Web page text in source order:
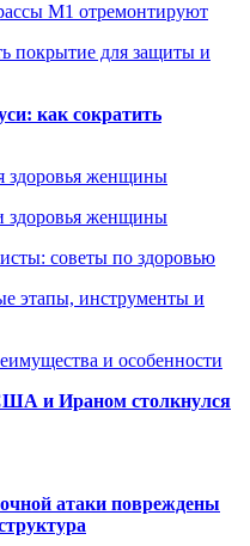
М1 отремонтируют
покрытие для защиты и
как сократить
здоровья женщины
здоровья женщины
советы по здоровью
этапы, инструменты и
и особенности
и Ираном столкнулся
атаки повреждены